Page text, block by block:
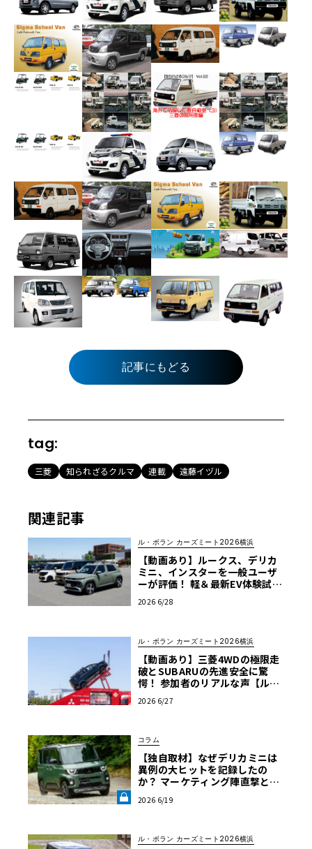
記事にもどる
tag:
三菱 知られざるクルマ 連載 遠藤イヅル
関連記事
ル・ボラン カーズミート2026横浜
【動画あり】ルークス、デリカ
ミニ、インスターを一般ユーザ
ーが評価！ 軽＆最新EV体験試乗
ート2026横浜】
2026 6/28
ル・ボラン カーズミート2026横浜
【動画あり】三菱4WDの極限走
破とSUBARUの先進安全に驚
愕！ 参加者のリアルな声【ル・
2026 6/27
コラム
【独自取材】なぜデリカミニは
異例の大ヒットを記録したの
か？ マーケティング陣直撃と試
軌跡【自動車業界の研究】《LE
2026 6/19
ル・ボラン カーズミート2026横浜